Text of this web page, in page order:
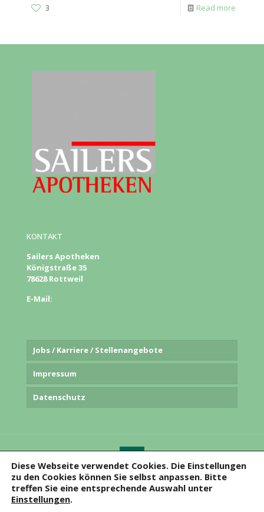
3 Read more
KONTAKT
Sailers Apotheken
Königstraße 35
78628 Rottweil
E-Mail:
Jobs / Karriere / Stellenangebote
Impressum
Datenschutz
© 2020Sailers Apotheken. Alle Rechte vorbehalten.
Diese Webseite verwendet Cookies. Die Einstellungen
zu den Cookies können Sie selbst anpassen. Bitte
treffen Sie eine entsprechende Auswahl unter
Einstellungen.